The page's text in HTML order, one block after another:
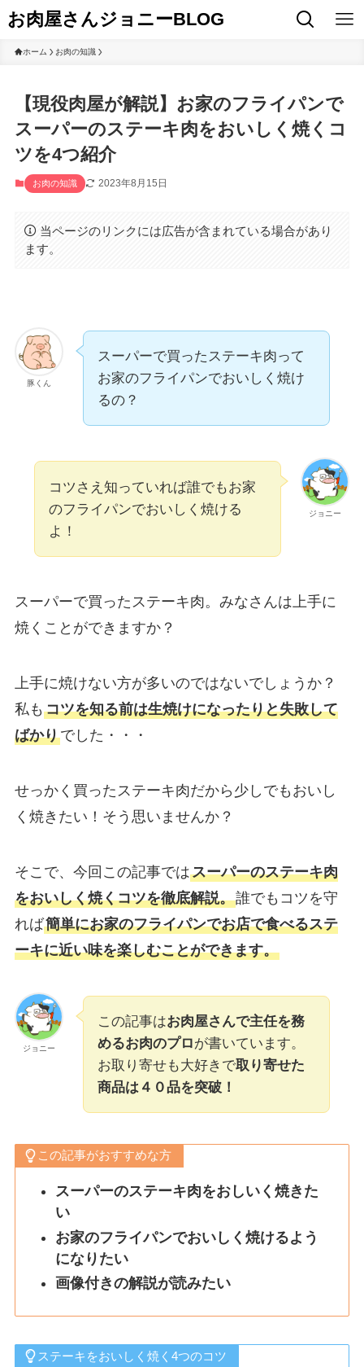
お肉屋さんジョニーBLOG
ホーム お肉の知識
【現役肉屋が解説】お家のフライパンで
スーパーのステーキ肉をおいしく焼くコ
ツを4つ紹介
お肉の知識 2023年8月15日
当ページのリンクには広告が含まれている場合があり
ます。
豚くん
スーパーで買ったステーキ肉って
お家のフライパンでおいしく焼け
るの？
ジョニー
コツさえ知っていれば誰でもお家
のフライパンでおいしく焼ける
よ！
スーパーで買ったステーキ肉。みなさんは上手に
焼くことができますか？
上手に焼けない方が多いのではないでしょうか？
私も コツを知る前は生焼けになったりと失敗して
ばかりでした・・・
せっかく買ったステーキ肉だから少しでもおいし
く焼きたい！そう思いませんか？
そこで、今回この記事ではスーパーのステーキ肉
をおいしく焼くコツを徹底解説。誰でもコツを守
れば簡単にお家のフライパンでお店で食べるステ
ーキに近い味を楽しむことができます。
ジョニー
この記事はお肉屋さんで主任を務
めるお肉のプロが書いています。
お取り寄せも大好きで取り寄せた
商品は４０品を突破！
この記事がおすすめな方
スーパーのステーキ肉をおしいく焼きた
い
お家のフライパンでおいしく焼けるよう
になりたい
画像付きの解説が読みたい
ステーキをおいしく焼く4つのコツ